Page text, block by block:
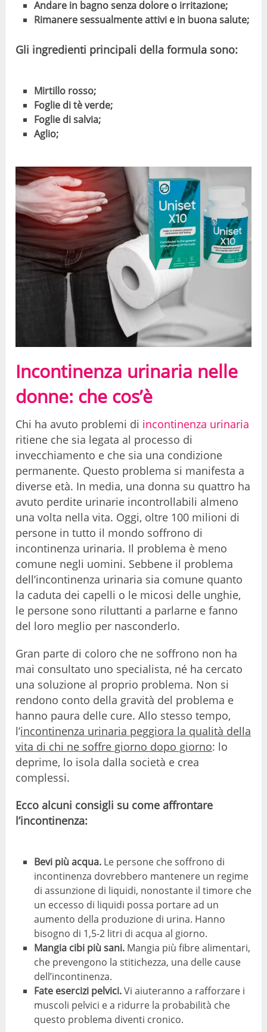
Andare in bagno senza dolore o irritazione;
Rimanere sessualmente attivi e in buona salute;
Gli ingredienti principali della formula sono:
Mirtillo rosso;
Foglie di tè verde;
Foglie di salvia;
Aglio;
Incontinenza urinaria nelle
donne: che cos’è
Chi ha avuto problemi di incontinenza urinaria
ritiene che sia legata al processo di
invecchiamento e che sia una condizione
permanente. Questo problema si manifesta a
diverse età. In media, una donna su quattro ha
avuto perdite urinarie incontrollabili almeno
una volta nella vita. Oggi, oltre 100 milioni di
persone in tutto il mondo soffrono di
incontinenza urinaria. Il problema è meno
comune negli uomini. Sebbene il problema
dell’incontinenza urinaria sia comune quanto
la caduta dei capelli o le micosi delle unghie,
le persone sono riluttanti a parlarne e fanno
del loro meglio per nasconderlo.
Gran parte di coloro che ne soffrono non ha
mai consultato uno specialista, né ha cercato
una soluzione al proprio problema. Non si
rendono conto della gravità del problema e
hanno paura delle cure. Allo stesso tempo,
l’incontinenza urinaria peggiora la qualità della
vita di chi ne soffre giorno dopo giorno: lo
deprime, lo isola dalla società e crea
complessi.
Ecco alcuni consigli su come affrontare
l’incontinenza:
Bevi più acqua. Le persone che soffrono di
incontinenza dovrebbero mantenere un regime
di assunzione di liquidi, nonostante il timore che
un eccesso di liquidi possa portare ad un
aumento della produzione di urina. Hanno
bisogno di 1,5-2 litri di acqua al giorno.
Mangia cibi più sani.Mangia più fibre alimentari,
che prevengono la stitichezza, una delle cause
dell’incontinenza.
Fate esercizi pelvici.Vi aiuteranno a rafforzare i
muscoli pelvici e a ridurre la probabilità che
questo problema diventi cronico.